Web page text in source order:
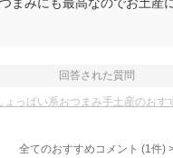
回答された質問
ょっぱい系おつまみ手土産のおす
全てのおすすめコメント (1件)